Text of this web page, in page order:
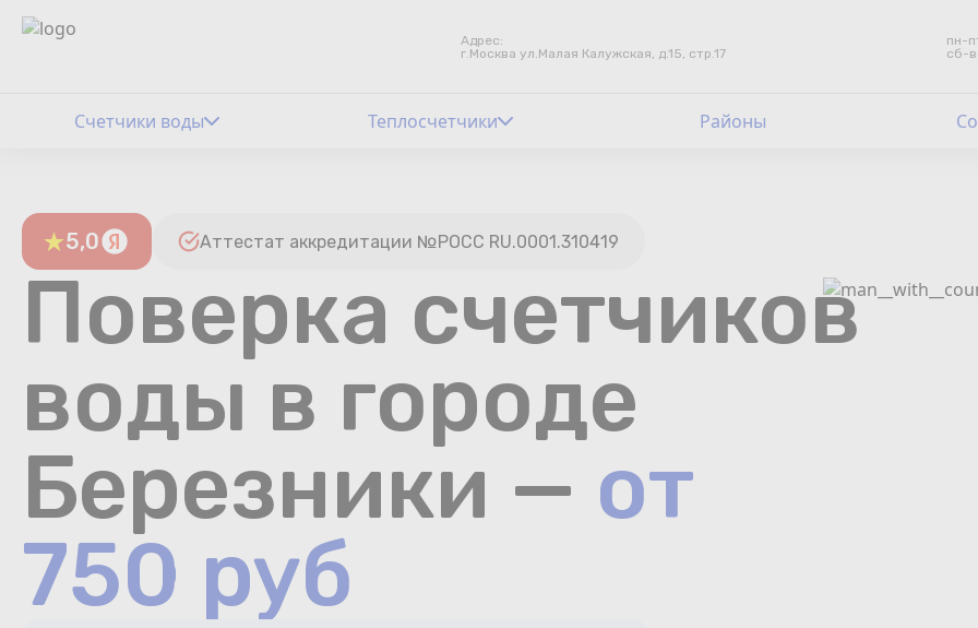
Адрес:
г.Москва ул.Малая Калужская, д.15, стр.17
пн-
сб-
Контакты
Районы
Аршин
Сотрудничество
Счетчики воды Теплосчетчики Районы
5,0 Аттестат аккредитации №РОСС RU.0001.310419
Поверка счетчиков
воды в городе
Березники — от
750 руб